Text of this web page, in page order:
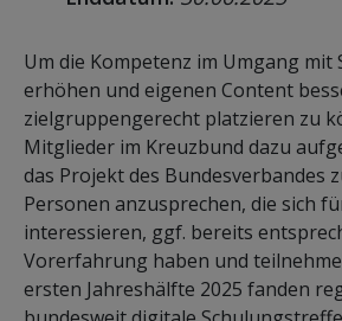
Um die Kompetenz im Umgang mit
erhöhen und eigenen Content
zielgruppengerecht platzieren zu
Mitglieder im Kreuzbund dazu
das Projekt des Bundesverbandes
Personen anzusprechen, die sich
interessieren, ggf. bereits
Vorerfahrung haben und
ersten Jahreshälfte 2025 fanden